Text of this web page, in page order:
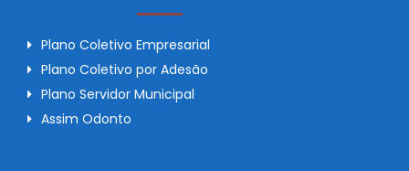
Plano Coletivo Empresarial
Plano Coletivo por Adesão
Plano Servidor Municipal
Assim Odonto